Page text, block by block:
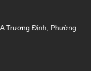
Trương Định, Phường